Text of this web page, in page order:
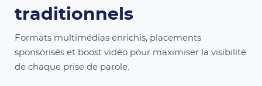
traditionnels
Formats multimédias enrichis, placements
sponsorisés et boost vidéo pour maximiser la visibilité
de chaque prise de parole.